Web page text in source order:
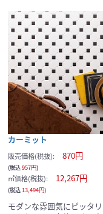
カーミット
販売価格(税抜): 870円
(税込957円)
㎡価格(税抜): 12,267円
(税込13,494円)
モダンな雰囲気にピッタサ